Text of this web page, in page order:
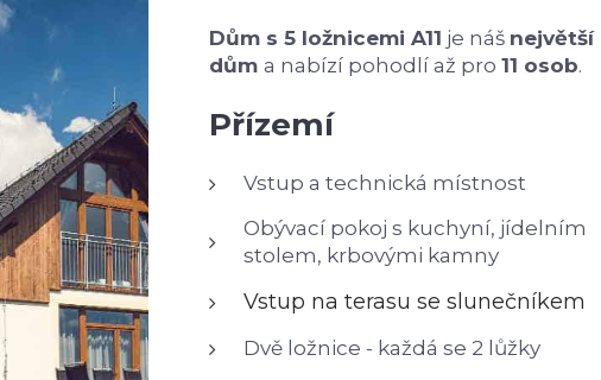
Dům s 5 ložnicemi A11 je náš největší
dům a nabízí pohodlí až pro 11 osob.
Přízemí
Vstup a technická místnost
Obývací pokoj s kuchyní, jídelním
stolem, krbovými kamny
Vstup na terasu se slunečníkem
Dvě ložnice - každá se 2 lůžky